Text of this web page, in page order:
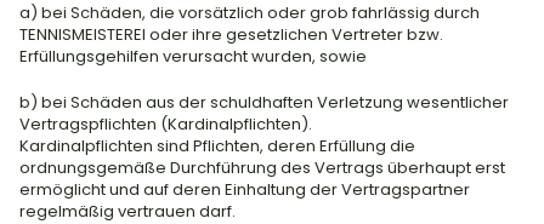
a) bei Schäden, die vorsätzlich oder grob fahrlässig durch
TENNISMEISTEREI oder ihre gesetzlichen Vertreter bzw.
Erfüllungsgehilfen verursacht wurden, sowie
b) bei Schäden aus der schuldhaften Verletzung wesentlicher
Vertragspflichten (Kardinalpflichten).
Kardinalpflichten sind Pflichten, deren Erfüllung die
ordnungsgemäße Durchführung des Vertrags überhaupt erst
ermöglicht und auf deren Einhaltung der Vertragspartner
regelmäßig vertrauen darf.